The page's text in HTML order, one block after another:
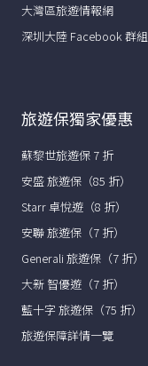
大灣區旅遊情報網
深圳大陸 Facebook 群組
旅遊保獨家優惠
蘇黎世旅遊保 7 折
安盛 旅遊保（85 折）
Starr 卓悅遊（8 折）
安聯 旅遊保（7 折）
Generali 旅遊保（7 折）
大新 智優遊（7 折）
藍十字 旅遊保（75 折）
旅遊保障詳情一覽